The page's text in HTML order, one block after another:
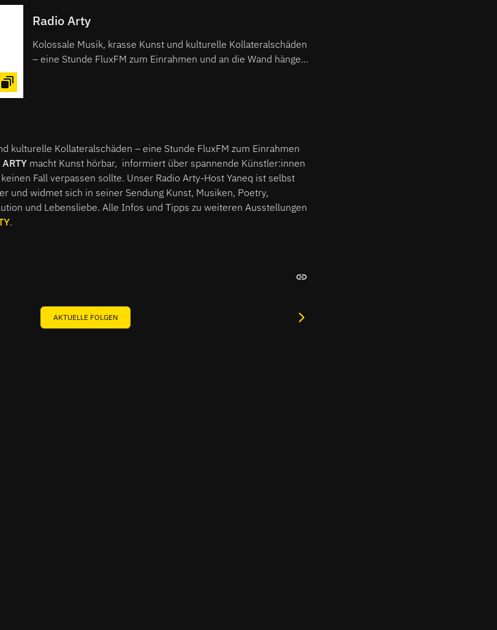
Radio Arty
Kolossale Musik, krasse Kunst und kulturelle Kollateralschäden
– eine Stunde FluxFM zum Einrahmen und an die Wand hängen.
Revolution und Lebensliebe. Jeden Sonntag 16 Uhr im FluxFM
Programm.
kulturelle Kollateralschäden – eine Stunde FluxFM zum Einrahmen
macht Kunst hörbar, informiert über spannende Künstler:innen
Fall verpassen sollte. Unser Radio Arty-Host Yaneq ist selbst
und widmet sich in seiner Sendung Kunst, Musiken, Poetry,
und Lebensliebe. Alle Infos und Tipps zu weiteren Ausstellungen
.
AKTUELLE FOLGEN